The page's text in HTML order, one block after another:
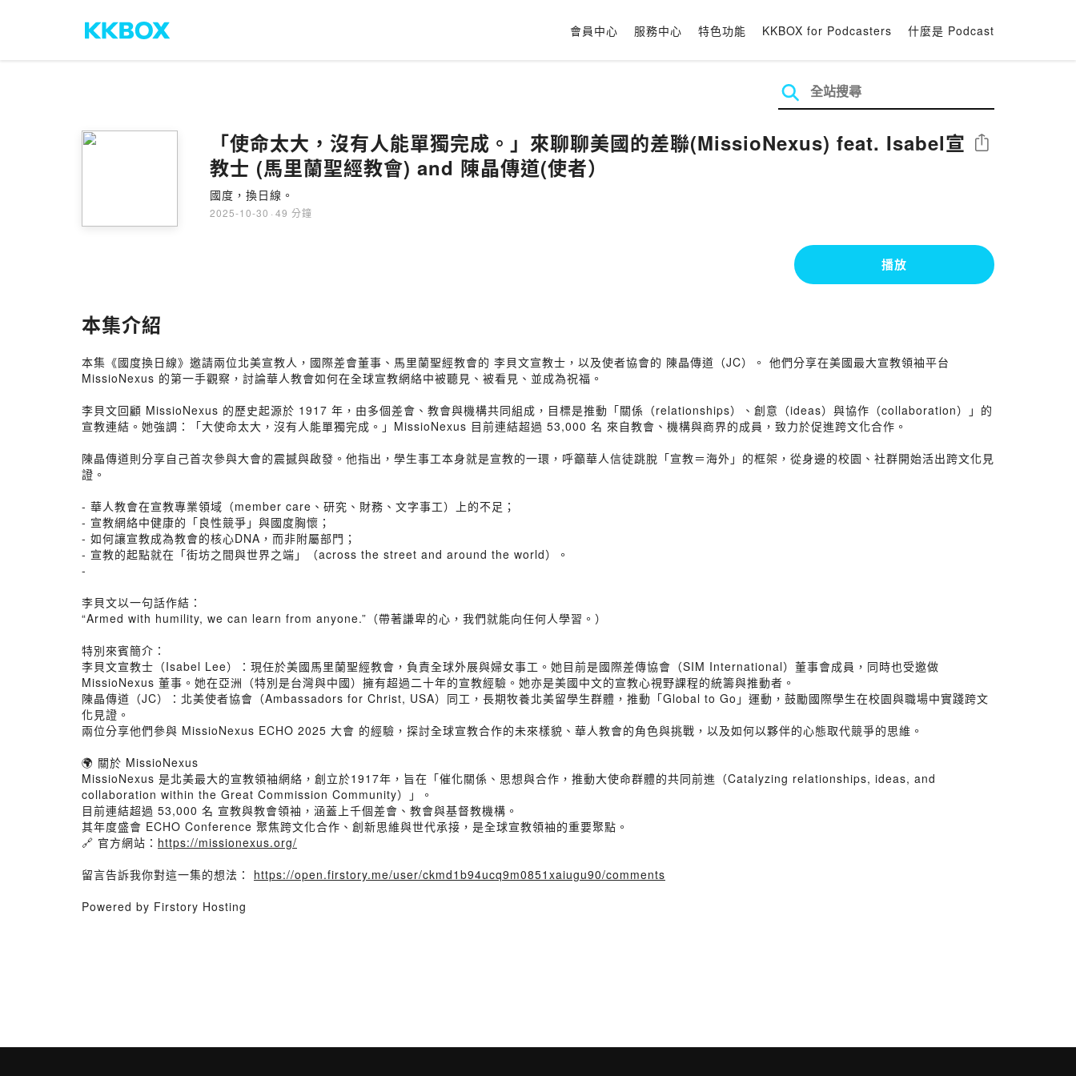
會員中心 服務中心 特色功能 KKBOX for Podcasters 什麼是 Podcast
「使命太大，沒有人能單獨完成。」來聊聊美國的差聯(MissioNexus) feat. Isabel宣
教士 (馬里蘭聖經教會) and 陳晶傳道(使者）
國度，換日線。
2025-10-30 · 49 分鐘
分享
播放
本集介紹
本集《國度換日線》邀請兩位北美宣教人，國際差會董事、馬里蘭聖經教會的 李貝文宣教士，以及使者協會的 陳晶傳道（JC）。 他們分享在美國最大宣教領袖平台
MissioNexus 的第一手觀察，討論華人教會如何在全球宣教網絡中被聽見、被看見、並成為祝福。
李貝文回顧 MissioNexus 的歷史起源於 1917 年，由多個差會、教會與機構共同組成，目標是推動「關係（relationships）、創意（ideas）與協作（collaboration）」的
宣教連結。她強調：「大使命太大，沒有人能單獨完成。」MissioNexus 目前連結超過 53,000 名 來自教會、機構與商界的成員，致力於促進跨文化合作。
陳晶傳道則分享自己首次參與大會的震撼與啟發。他指出，學生事工本身就是宣教的一環，呼籲華人信徒跳脫「宣教＝海外」的框架，從身邊的校園、社群開始活出跨文化見
證。
- 華人教會在宣教專業領域（member care、研究、財務、文字事工）上的不足；
- 宣教網絡中健康的「良性競爭」與國度胸懷；
- 如何讓宣教成為教會的核心DNA，而非附屬部門；
- 宣教的起點就在「街坊之間與世界之端」（across the street and around the world）。
-
李貝文以一句話作結：
“Armed with humility, we can learn from anyone.”（帶著謙卑的心，我們就能向任何人學習。）
特別來賓簡介：
李貝文宣教士（Isabel Lee）：現任於美國馬里蘭聖經教會，負責全球外展與婦女事工。她目前是國際差傳協會（SIM International）董事會成員，同時也受邀做
MissioNexus 董事。她在亞洲（特別是台灣與中國）擁有超過二十年的宣教經驗。她亦是美國中文的宣教心視野課程的統籌與推動者。
陳晶傳道（JC）：北美使者協會（Ambassadors for Christ, USA）同工，長期牧養北美留學生群體，推動「Global to Go」運動，鼓勵國際學生在校園與職場中實踐跨文
化見證。
兩位分享他們參與 MissioNexus ECHO 2025 大會 的經驗，探討全球宣教合作的未來樣貌、華人教會的角色與挑戰，以及如何以夥伴的心態取代競爭的思維。
🌍 關於 MissioNexus
MissioNexus 是北美最大的宣教領袖網絡，創立於1917年，旨在「催化關係、思想與合作，推動大使命群體的共同前進（Catalyzing relationships, ideas, and
collaboration within the Great Commission Community）」。
目前連結超過 53,000 名 宣教與教會領袖，涵蓋上千個差會、教會與基督教機構。
其年度盛會 ECHO Conference 聚焦跨文化合作、創新思維與世代承接，是全球宣教領袖的重要聚點。
🔗 官方網站： https://missionexus.org/
留言告訴我你對這一集的想法： https://open.firstory.me/user/ckmd1b94ucq9m0851xaiugu90/comments
Powered by Firstory Hosting